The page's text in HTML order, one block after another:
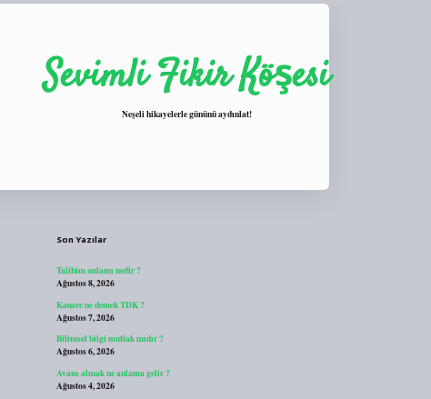
Sevimli Fikir Köşesi
Neşeli hikayelerle gününü aydınlat!
Son Yazılar
Talihim anlamı nedir ?
Ağustos 8, 2026
Kanere ne demek TDK ?
Ağustos 7, 2026
Bilimsel bilgi mutlak mıdır ?
Ağustos 6, 2026
Avans almak ne anlama gelir ?
Ağustos 4, 2026